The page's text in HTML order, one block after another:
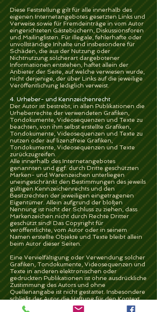
Diese Feststellung gilt für alle innerhalb des
eigenen Internetangebotes gesetzten Links und
Verweise sowie für Fremdeinträge in vom Autor
eingerichteten Gästebüchern, Diskussionsforen
und Mailinglisten. Für illegale, fehlerhafte oder
unvollständige Inhalte und insbesondere für
Schäden, die aus der Nutzung oder
Nichtnutzung solcherart dargebotener
Informationen entstehen, haftet allein der
Anbieter der Seite, auf welche verwiesen wurde,
nicht derjenige, der über Links auf die jeweilige
Veröffentlichung lediglich verweist.
4. Urheber- und Kennzeichenrecht
Der Autor ist bestrebt, in allen Publikationen die
Urheberrechte der verwendeten Grafiken,
Tondokumente, Videosequenzen und Texte zu
beachten, von ihm selbst erstellte Grafiken,
Tondokumente, Videosequenzen und Texte zu
nutzen oder auf lizenzfreie Grafiken,
Tondokumente, Videosequenzen und Texte
zurückzugreifen.
Alle innerhalb des Internetangebotes
genannten und ggf. durch Dritte geschützten
Marken- und Warenzeichen unterliegen
uneingeschränkt den Bestimmungen des jeweils
gültigen Kennzeichenrechts und den
Besitzrechten der jeweiligen eingetragenen
Eigentümer. Allein aufgrund der bloßen
Nennung ist nicht der Schluss zu ziehen, dass
Markenzeichen nicht durch Rechte Dritter
geschützt sind! Das Copyright für
veröffentlichte, vom Autor oder in seinem
Namen erstellte Objekte und Texte bleibt allein
beim Autor dieser Seiten.
Eine Vervielfältigung oder Verwendung solcher
Grafiken, Tondokumente, Videosequenzen und
Texte in anderen elektronischen oder
gedruckten Publikationen ist ohne ausdrückliche
Zustimmung des Autors und ohne
Quellenangabe ist nicht gestattet. Insbesondere
schließt der Autor die Haftung für den Kontext,
in dem er zitiert wird, aus. Hier gelten